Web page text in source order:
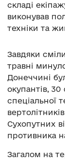
складі
виконував
техніки та
Завдяки
травні
Донеччині
окупантів,
спеціальної
Сухопутних
противника
Загалом на